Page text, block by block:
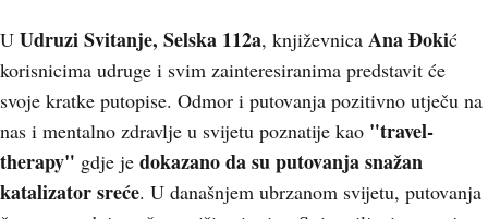
U Udruzi Svitanje, Selska 112a, književnica Ana Đokić
korisnicima udruge i svim zainteresiranima predstavit će
svoje kratke putopise. Odmor i putovanja pozitivno utječu na
nas i mentalno zdravlje u svijetu poznatije kao "travel-
therapy" gdje je dokazano da suputovanja snažan
katalizator sreće. U današnjem ubrzanom svijetu, putovanja